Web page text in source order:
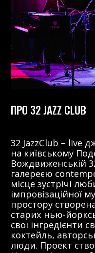
ПРО 32 JAZZ CLUB
32 JazzClub – live
на київському
Вождвиженській
галереєю
місце зустрічі
імпровізаційної
простору
старих нью-
свої інгредієнти
коктейль,
люди. Проект